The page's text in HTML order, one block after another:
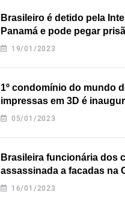
Brasileiro é detido pela
Panamá e pode pegar
nos EUA
19/01/2023
1º condomínio do mundo
impressas em 3D é
Texas
05/01/2023
Brasileira funcionária dos
assassinada a facadas na
16/01/2023